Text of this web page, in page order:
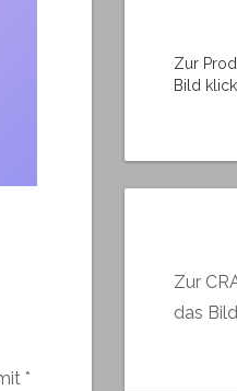
*
Zur
Bild
Zur
das